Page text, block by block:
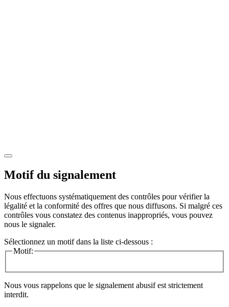
Motif du signalement
Nous effectuons systématiquement des contrôles pour vérifier la
légalité et la conformité des offres que nous diffusons. Si malgré ces
contrôles vous constatez des contenus inappropriés, vous pouvez
nous le signaler.
Sélectionnez un motif dans la liste ci-dessous :
Motif:
Nous vous rappelons que le signalement abusif est strictement
interdit.